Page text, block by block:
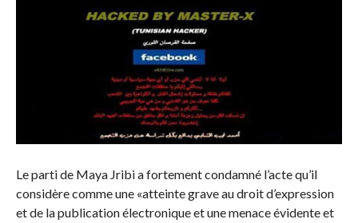
Le parti de Maya Jribi a fortement condamné l’acte qu’il
considère comme une «atteinte grave au droit d’expression
et de la publication électronique et une menace évidente et